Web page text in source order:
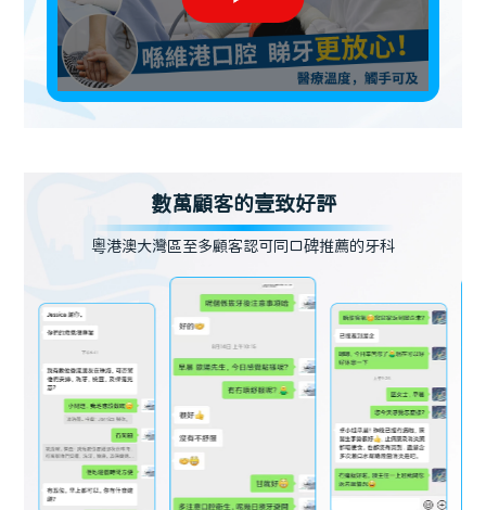
數萬顧客的壹致好評
粵港澳大灣區至多顧客認可同口碑推薦的牙科